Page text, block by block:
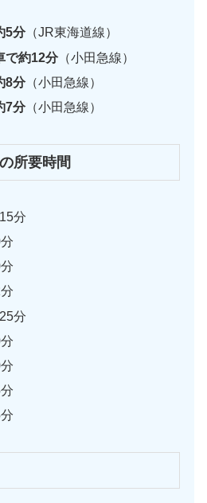
5分（JR東海道線）
で約12分（小田急線）
8分（小田急線）
7分（小田急線）
所要時間
分
分